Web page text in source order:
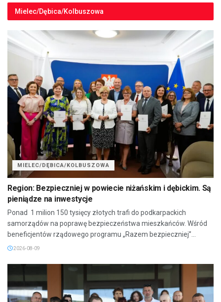
Mielec/Dębica/Kolbuszowa
MIELEC/DĘBICA/KOLBUSZOWA
Region: Bezpieczniej w powiecie niżańskim i dębickim. Są
pieniądze na inwestycje
Ponad 1 milion 150 tysięcy złotych trafi do podkarpackich
samorządów na poprawę bezpieczeństwa mieszkańców. Wśród
beneficjentów rządowego programu „Razem bezpieczniej”...
2026-08-09